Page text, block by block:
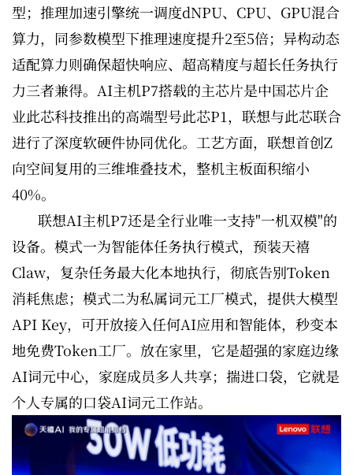
型；推理加速引擎统一调度dNPU、CPU、GPU混合
算力，同参数模型下推理速度提升2至5倍；异构动态
适配算力则确保超快响应、超高精度与超长任务执行
力三者兼得。AI主机P7搭载的主芯片是中国芯片企
业此芯科技推出的高端型号此芯P1，联想与此芯联合
进行了深度软硬件协同优化。工艺方面，联想首创Z
向空间复用的三维堆叠技术，整机主板面积缩小
40%。
联想AI主机P7还是全行业唯一支持"一机双模"的
设备。模式一为智能体任务执行模式，预装天禧
Claw，复杂任务最大化本地执行，彻底告别Token
消耗焦虑；模式二为私属词元工厂模式，提供大模型
API Key，可开放接入任何AI应用和智能体，秒变本
地免费Token工厂。放在家里，它是超强的家庭边缘
AI词元中心，家庭成员多人共享；揣进口袋，它就是
个人专属的口袋AI词元工作站。